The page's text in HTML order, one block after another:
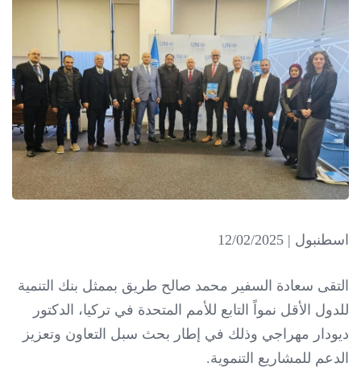
اسطنبول | 12/02/2025
التقى سعادة السفير محمد صالح طريق بممثل بنك التنمية
للدول الأقل نمواً التابع للأمم المتحدة في تركيا، الدكتور
ديودار مهراجي وذلك في إطار بحث سبل التعاون وتعزيز
الدعم للمشاريع التنموية.